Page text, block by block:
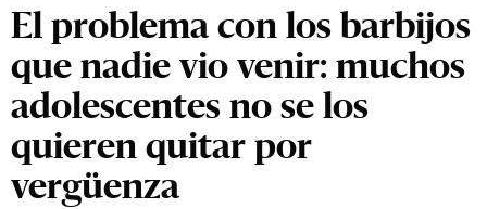
El problema con los barbijos
que nadie vio venir: muchos
adolescentes no se los
quieren quitar por
vergüenza